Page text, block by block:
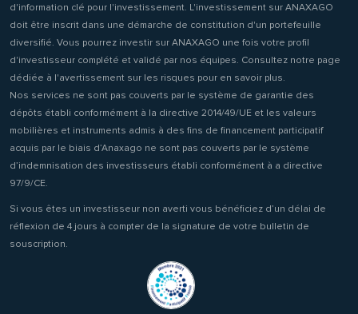
d'information clé pour l'investissement. L'investissement sur ANAXAGO
doit être inscrit dans une démarche de constitution d'un portefeuille
diversifié. Vous pourrez investir sur ANAXAGO une fois votre profil
d'investisseur complété et validé par nos équipes. Consultez notre page
dédiée à l'avertissement sur les risques pour en savoir plus.
Nos services ne sont pas couverts par le système de garantie des
dépôts établi conformément à la directive 2014/49/UE et les valeurs
mobilières et instruments admis à des fins de financement participatif
acquis par le biais d’Anaxago ne sont pas couverts par le système
d’indemnisation des investisseurs établi conformément à a directive
97/9/CE.
Si vous êtes un investisseur non averti vous bénéficiez d’un délai de
réflexion de 4 jours à compter de la signature de votre bulletin de
souscription.